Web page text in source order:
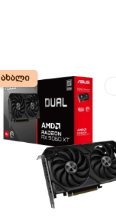
ᲐᲮᲐᲚᲘ
ᲐᲮᲐᲚᲘ